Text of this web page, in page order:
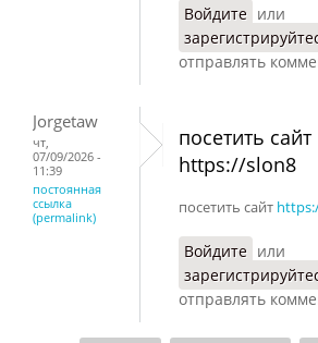
Войдите или
отправлять
Jorgetaw
чт,
07/09/2026 -
11:39
постоянная
ссылка
(permalink)
посетить сайт
https://slon8
посетить сайт
Войдите или
отправлять